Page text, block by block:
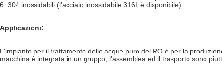
6. 304 inossidabili (l'acciaio inossidabile 316L è disponibile)
Applicazioni:
L'impianto per il trattamento delle acque puro del RO è per la
macchina è integrata in un gruppo; l'assemblea ed il trasporto sono